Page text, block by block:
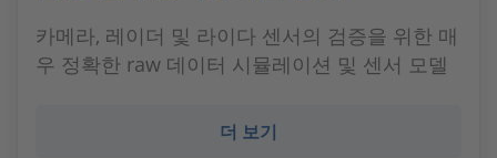
카메라, 레이더 및 라이다 센서의 검증을 위한 매
우 정확한 raw 데이터 시뮬레이션 및 센서 모델
더 보기